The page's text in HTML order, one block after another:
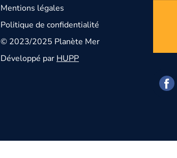
Mentions légales
Politique de confidentialité
© 2023/2025 Planète Mer
Développé parHUPP